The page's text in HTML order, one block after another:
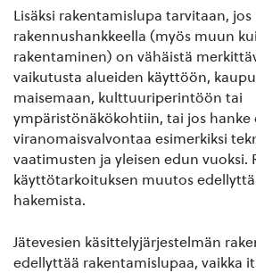
Lisäksi rakentamislupa tarvitaan, jos
rakennushankkeella (myös muun
rakentaminen) on vähäistä
vaikutusta alueiden käyttöön,
maisemaan, kulttuuriperintöön tai
ympäristönäkökohtiin, tai jos hanke
viranomaisvalvontaa esimerkiksi
vaatimusten ja yleisen edun vuoksi.
käyttötarkoituksen muutos
hakemista.
Jätevesien käsittelyjärjestelmän
edellyttää rakentamislupaa, vaikka